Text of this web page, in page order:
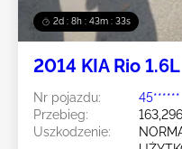
2d : 8h : 43m : 30s
2014 KIA Rio 1.6L
Nr pojazdu:
45******
Przebieg:
Uszkodzenie: